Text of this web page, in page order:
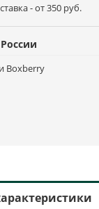
- от 350 руб.
Boxberry